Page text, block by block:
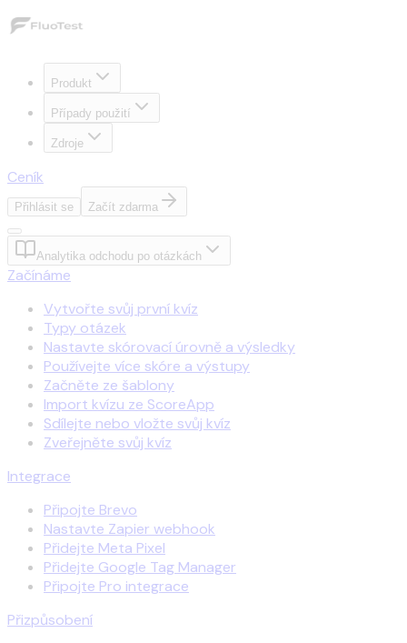
Produkt
Případy použití
Zdroje
Ceník
Přihlásit se Začít zdarma
Analytika odchodu po otázkách
Začínáme
Vytvořte svůj první kvíz
Typy otázek
Nastavte skórovací úrovně a výsledky
Používejte více skóre a výstupy
Začněte ze šablony
Import kvízu ze ScoreApp
Sdílejte nebo vložte svůj kvíz
Zveřejněte svůj kvíz
Integrace
Připojte Brevo
Nastavte Zapier webhook
Přidejte Meta Pixel
Přidejte Google Tag Manager
Připojte Pro integrace
Přizpůsobení